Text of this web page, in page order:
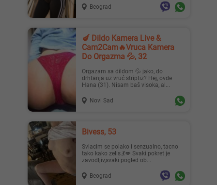
Beograd
🍆 Dildo Kamera Live &
Cam2Cam🔥Vruca Kamera
Do Orgazma 💦, 32
Orgazam sa dildom 💦 jako, do
drhtanja uz vruć striptiz? Hej, ovde
Hana (31). Nisam baš visoka, al...
Novi Sad
Bivess, 53
Svlacim se polako i senzualno, tacno
tako kako zelis.💃💋 Svaki pokret je
zavodljiv,svaki pogled ob...
Beograd